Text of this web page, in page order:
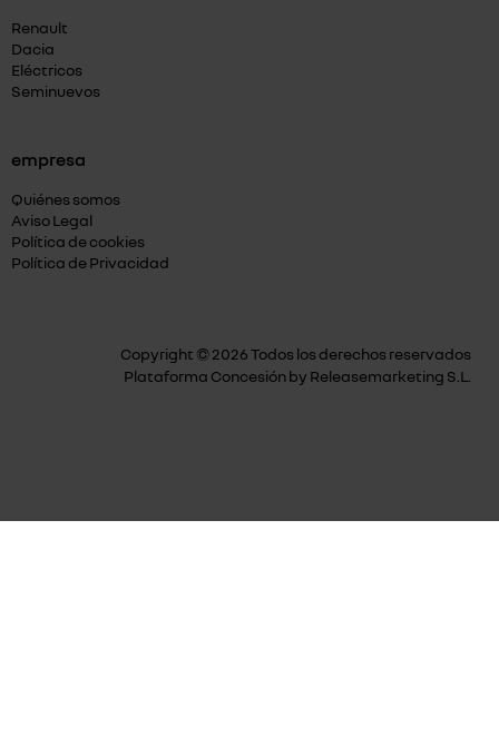
Renault
Dacia
Eléctricos
Seminuevos
empresa
Quiénes somos
Aviso Legal
Política de cookies
Política de Privacidad
Copyright © 2026 Todos los derechos reservados
Plataforma Concesión by Releasemarketing S.L.